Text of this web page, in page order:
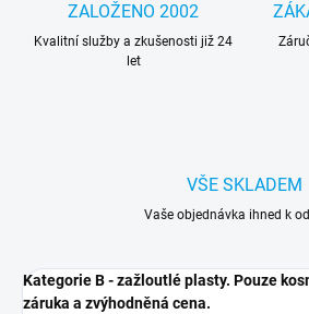
ZALOŽENO 2002
Kvalitní služby a zkušenosti již 24
let
VŠE SKLADEM
Vaše objednávka ihned k
Kategorie B - zažloutlé plasty. Pouze
záruka a zvýhodněná cena.